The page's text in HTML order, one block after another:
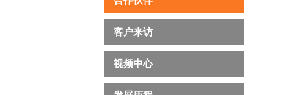
客户来访
视频中心